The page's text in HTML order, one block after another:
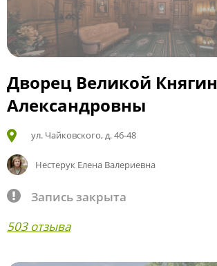
Дворец Великой
Александровны
ул. Чайковского, д. 46-48
Нестерук Елена Валериевна
Запись закрыта
503 отзыва